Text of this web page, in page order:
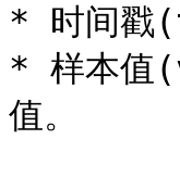
* 时间戳
* 样本值
值。